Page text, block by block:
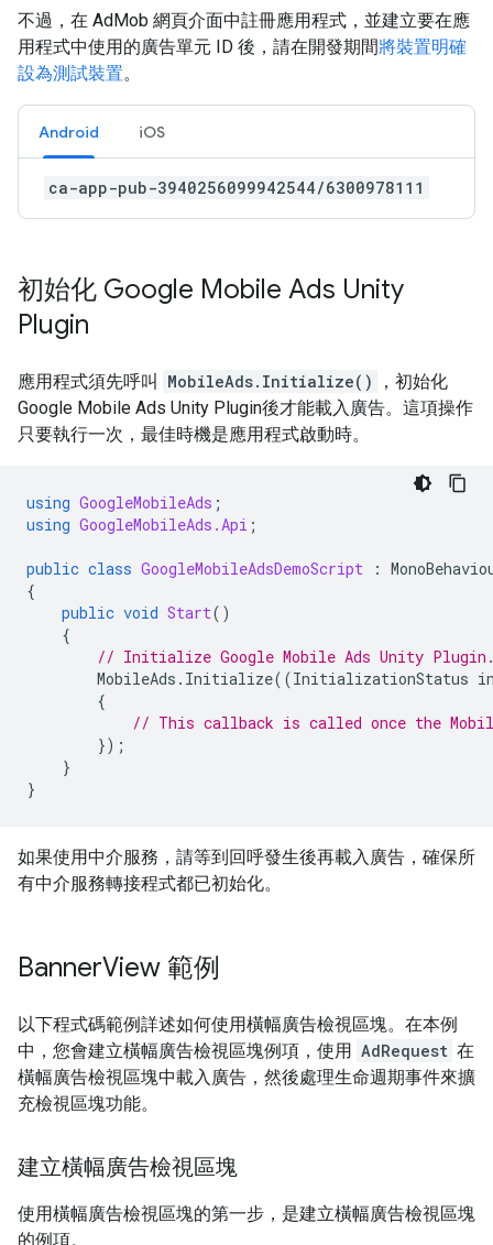
不過，在 AdMob 網頁介面中註冊應用程式，並建立要在應
用程式中使用的廣告單元 ID 後，請在開發期間將裝置明確
設為測試裝置。
Android iOS
ca-app-pub-3940256099942544/6300978111
初始化 Google Mobile Ads Unity
Plugin
應用程式須先呼叫 MobileAds.Initialize()
，初始化
Google Mobile Ads Unity Plugin後才能載入廣告。這項操作
只要執行一次，最佳時機是應用程式啟動時。
using GoogleMobileAds ;
using GoogleMobileAds.Api ;
public class GoogleMobileAdsDemoScript :
{
public void Start()
{
// Initialize Google Mobile Ads Unity Plugin
MobileAds . Initialize((InitializationStatus
{
// This callback is called once the
});
}
}
如果使用中介服務，請等到回呼發生後再載入廣告，確保所
有中介服務轉接程式都已初始化。
BannerView 範例
以下程式碼範例詳述如何使用橫幅廣告檢視區塊。在本例
中，您會建立橫幅廣告檢視區塊例項，使用 AdRequest 在
橫幅廣告檢視區塊中載入廣告，然後處理生命週期事件來擴
充檢視區塊功能。
建立橫幅廣告檢視區塊
使用橫幅廣告檢視區塊的第一步，是建立橫幅廣告檢視區塊
的例項。